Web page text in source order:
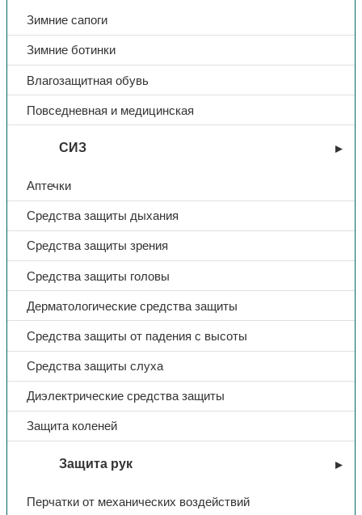
Зимние сапоги
Зимние ботинки
Влагозащитная обувь
Повседневная и медицинская
СИЗ
Аптечки
Средства защиты дыхания
Средства защиты зрения
Средства защиты головы
Дерматологические средства защиты
Средства защиты от падения с высоты
Средства защиты слуха
Диэлектрические средства защиты
Защита коленей
Защита рук
Перчатки от механических воздействий
Тип
Материал линзы поликарбонат
Тип очков закрытые
Артикул